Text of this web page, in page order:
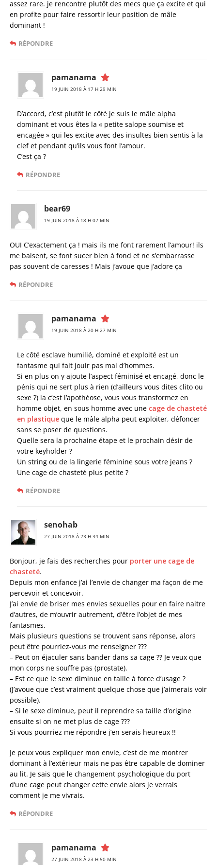
assez rare. je rencontre plutôt des mecs que ça excite et qui
en profite pour faire ressortir leur position de mâle
dominant !
RÉPONDRE
pamanama
19 JUIN 2018 À 17 H 29 MIN
D’accord, c’est plutôt le côté je suis le mâle alpha
dominant et vous êtes la « petite salope soumise et
encagée » qui les excite avec des insultes bien sentis à la
clef et pendant qu’ils vous font l’amour.
C’est ça ?
RÉPONDRE
bear69
19 JUIN 2018 À 18 H 02 MIN
OUI C’exactement ça ! mais ils me font rarement l’amour! ils
me baisent, se font sucer bien à fond et ne s’embarrasse
pas souvent de caresses ! Mais j’avoue que j’adore ça
RÉPONDRE
pamanama
19 JUIN 2018 À 20 H 27 MIN
Le côté esclave humilié, dominé et exploité est un
fantasme qui fait jouir pas mal d’hommes.
Si en plus on y ajoute l’aspect féminisé et encagé, donc le
pénis qui ne sert plus à rien (d’ailleurs vous dites clito ou
sexe ?) la c’est l’apothéose, vous vous transformez en
homme objet, en sous homme avec une cage de chasteté
en plastique que le mâle alpha peut exploiter, défoncer
sans se poser de questions.
Quelle sera la prochaine étape et le prochain désir de
votre keyholder ?
Un string ou de la lingerie féminine sous votre jeans ?
Une cage de chasteté plus petite ?
RÉPONDRE
senohab
27 JUIN 2018 À 23 H 34 MIN
Bonjour, je fais des recherches pour porter une cage de
chasteté.
Depuis mon enfance j’ai l’envie de changer ma façon de me
percevoir et concevoir.
J’ai envie de briser mes envies sexuelles pour en faire naitre
d’autres, de m’ouvrir autrement, d’être l’objet de mes
fantasmes.
Mais plusieurs questions se trouvent sans réponse, alors
peut être pourriez-vous me renseigner ???
– Peut on éjaculer sans bander dans sa cage ?? Je veux que
mon corps ne souffre pas (prostate).
– Est ce que le sexe diminue en taille à force d’usage ?
(J’avoue que c’est vraiment quelque chose que j’aimerais voir
possible).
– Si le sexe diminue, peut il reprendre sa taille d’origine
ensuite si on ne met plus de cage ???
Si vous pourriez me répondre j’en serais heureux !!
Je peux vous expliquer mon envie, c’est de me montrer
dominant à l’extérieur mais ne pas être capable de dominer
au lit. Je sais que le changement psychologique du port
d’une cage peut changer cette envie alors je verrais
comment je me vivrais.
RÉPONDRE
pamanama
27 JUIN 2018 À 23 H 50 MIN